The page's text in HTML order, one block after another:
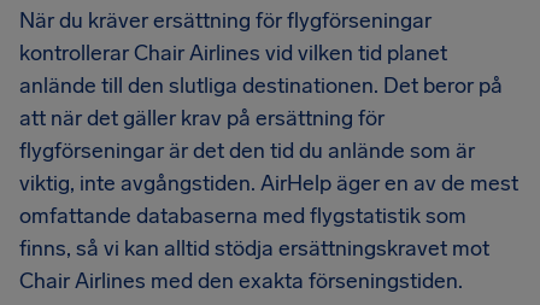
När du kräver ersättning för flygförseningar
kontrollerar Chair Airlines vid vilken tid planet
anlände till den slutliga destinationen. Det beror på
att när det gäller krav på ersättning för
flygförseningar är det den tid du anlände som är
viktig, inte avgångstiden. AirHelp äger en av de mest
omfattande databaserna med flygstatistik som
finns, så vi kan alltid stödja ersättningskravet mot
Chair Airlines med den exakta förseningstiden.